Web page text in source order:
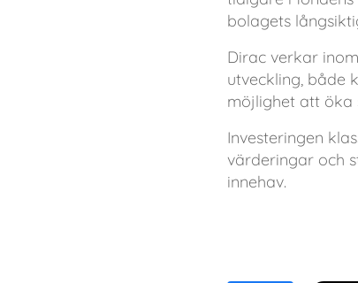
bolagets
Dirac verkar
utveckling, både
möjlighet att öka
Investeringen
värderingar och
innehav.